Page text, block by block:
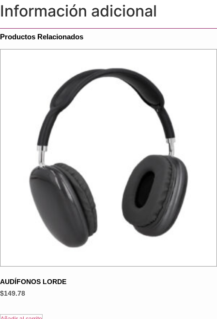
Información adicional
Productos Relacionados
AUDÍFONOS LORDE
$149.78